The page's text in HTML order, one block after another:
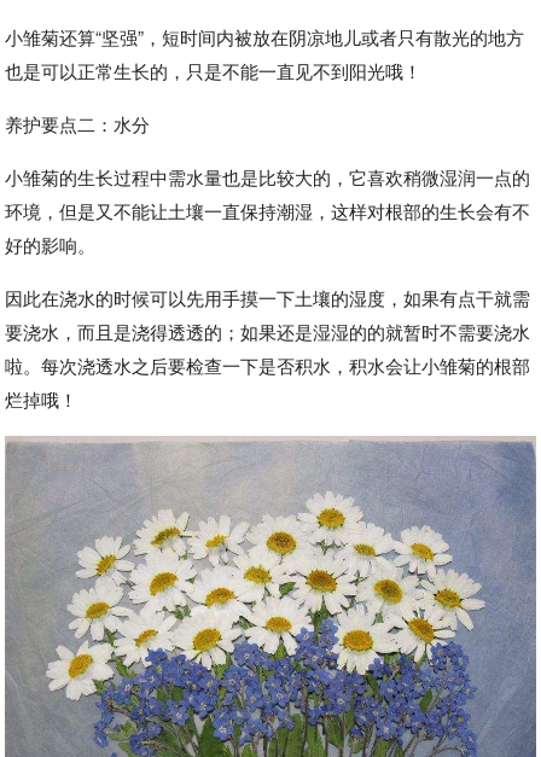
小雏菊还算“坚强”，短时间内被放在阴凉地儿或者只有散光的地方
也是可以正常生长的，只是不能一直见不到阳光哦！
养护要点二：水分
小雏菊的生长过程中需水量也是比较大的，它喜欢稍微湿润一点的
环境，但是又不能让土壤一直保持潮湿，这样对根部的生长会有不
好的影响。
因此在浇水的时候可以先用手摸一下土壤的湿度，如果有点干就需
要浇水，而且是浇得透透的；如果还是湿湿的的就暂时不需要浇水
啦。每次浇透水之后要检查一下是否积水，积水会让小雏菊的根部
烂掉哦！